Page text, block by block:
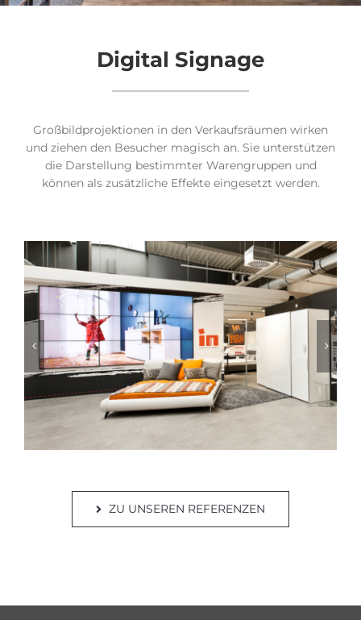
Digital Signage
Großbildprojektionen in den Verkaufsräumen wirken
und ziehen den Besucher magisch an. Sie unterstützen
die Darstellung bestimmter Warengruppen und
können als zusätzliche Effekte eingesetzt werden.
ZU UNSEREN REFERENZEN